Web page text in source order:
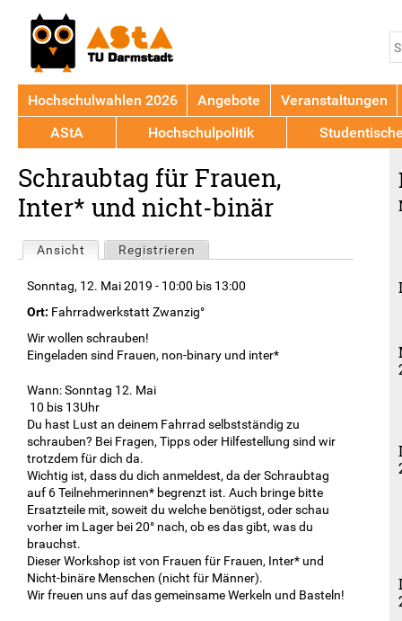
to
top
Schraubtag für Frauen,
Inter* und nicht-binär
Haupt-
Reiter
Ansicht (aktiver Reiter)
Registrieren
Sonntag, 12. Mai 2019 - 10:00 bis 13:00
Ort: Fahrradwerkstatt Zwanzig°
Wir wollen schrauben!
Eingeladen sind Frauen, non-binary und inter*
Wann: Sonntag 12. Mai
10 bis 13Uhr
Du hast Lust an deinem Fahrrad selbstständig zu
schrauben? Bei Fragen, Tipps oder Hilfestellung sind wir
trotzdem für dich da.
Wichtig ist, dass du dich anmeldest, da der Schraubtag
auf 6 Teilnehmerinnen* begrenzt ist. Auch bringe bitte
Ersatzteile mit, soweit du welche benötigst, oder schau
vorher im Lager bei 20° nach, ob es das gibt, was du
brauchst.
Dieser Workshop ist von Frauen für Frauen, Inter* und
Nicht-binäre Menschen (nicht für Männer).
Wir freuen uns auf das gemeinsame Werkeln und Basteln!
Hochschulwahlen 2026 Angebote
Veranstaltungen
AStA
Hochschulpolitik